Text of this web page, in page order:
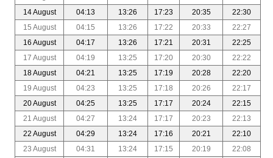
14 August
04:13 13:26 17:23 20:35
22:30
15 August
04:15 13:26 17:22 20:33
22:27
16 August
04:17 13:26 17:21 20:31
22:25
17 August
04:19 13:25 17:20 20:30
22:22
18 August
04:21 13:25 17:19 20:28
22:20
19 August
04:23 13:25 17:18 20:26
22:17
20 August
04:25 13:25 17:17 20:24
22:15
21 August
04:27 13:24 17:17 20:23
22:13
22 August
04:29 13:24 17:16 20:21
22:10
23 August
04:31 13:24 17:15 20:19
22:08